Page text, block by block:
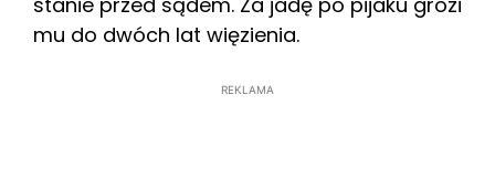
mu do dwóch lat więzienia.
REKLAMA